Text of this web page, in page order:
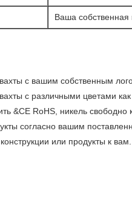
Ваша собственная
с вашим собственным
с различными цветами
&CE RoHS, никель свободно
согласно вашим
или продукты к вам.